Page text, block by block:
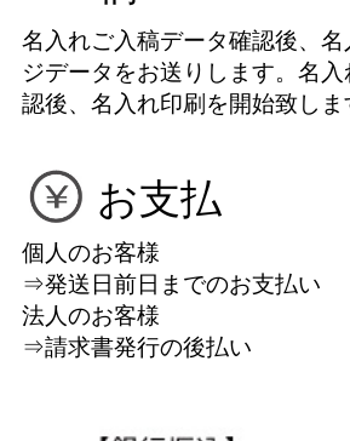
名入れご入稿データ確認後、
ジデータをお送りします。名
認後、名入れ印刷を開始致しま
お支払
個人のお客様
⇒発送日前日までのお支払い
法人のお客様
⇒請求書発行の後払い